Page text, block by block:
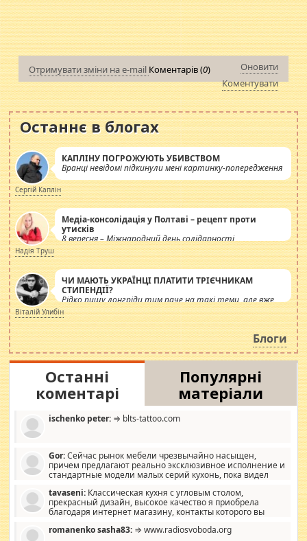
Отримувати зміни на e-mail Коментарів (0)
Оновити
Коментувати
Останнє в блогах
КАПЛІНУ ПОГРОЖУЮТЬ УБИВСТВОМ
Вранці невідомі підкинули мені картинку-попередження
Сергій Каплін
Медіа-консолідація у Полтаві – рецепт проти
утисків
8 вересня – Міжнародний день солідарності
журналістів.
Надія Труш
ЧИ МАЮТЬ УКРАЇНЦІ ПЛАТИТИ ТРІЄЧНИКАМ
СТИПЕНДІЇ?
Рідко пишу лонгріди тим паче на такі теми, але вже
просто дістало! Обурюють сьогоднішні інсенуації
навколо стипендіального питання. Штучно
роздувається ще одна соціальна катастрофа.
Віталій Улибін
Блоги
Останні
коментарі
Популярні
матеріали
ischenko peter: ⇒ blts-tattoo.com
Gor:Сейчас рынок мебели чрезвычайно насыщен,
причем предлагают реально эксклюзивное исполнение и
стандартные модели малых серий кухонь, пока видел
стандартные формы, в MebelOk, креативненько и что главное -
со вкусом все в порядке, без ненужных наворотов удорожающих
мебель, а это не последний фактор.
tavaseni: Классическая кухня с угловым столом,
прекрасный дизайн, высокое качество я приобрела
благодаря интернет магазину, контакты которого вы
romanenko sasha83: ⇒ www.radiosvoboda.org